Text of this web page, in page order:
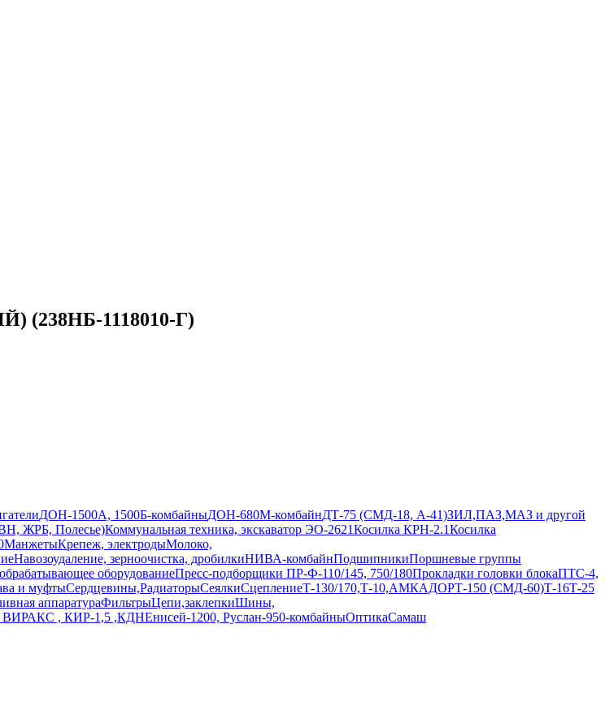
(238НБ-1118010-Г)
ДОН-1500А, 1500Б-комбайныДОН-680М-комбайнДТ-75 (СМД-18, А-41)ЗИЛ,ПАЗ,МАЗ и другой
ЖРБ, Полесье)Коммунальная техника, экскаватор ЭО-2621Косилка КРН-2.1Косилка
МанжетыКрепеж, электродыМолоко,
Навозоудаление, зерноочистка, дробилкиНИВА-комбайнПодшипникиПоршневые группы
оборудованиеПресс-подборщики ПР-Ф-110/145, 750/180Прокладки головки блокаПТС-4,
и муфтыСердцевины,РадиаторыСеялкиСцеплениеТ-130/170,Т-10,АМКАДОРТ-150 (СМД-60)Т-16Т-25
аппаратураФильтрыЦепи,заклепкиШины,
ВИРАКС , КИР-1,5 ,КДНЕнисей-1200, Руслан-950-комбайныОптикаСамаш